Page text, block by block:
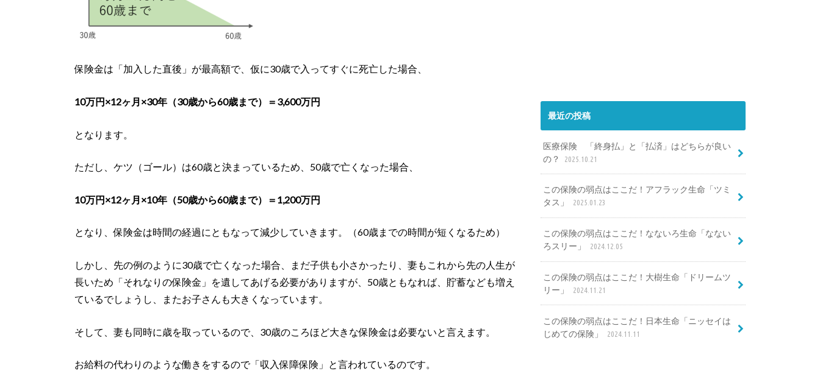
保険金は「加入した直後」が最高額で、仮に30歳で入ってすぐに死亡した場合、
10万円×12ヶ月×30年（30歳から60歳まで）＝3,600万円
となります。
ただし、ケツ（ゴール）は60歳と決まっているため、50歳で亡くなった場合、
10万円×12ヶ月×10年（50歳から60歳まで）＝1,200万円
となり、保険金は時間の経過にともなって減少していきます。（60歳までの時間が短くなるため）
しかし、先の例のように30歳で亡くなった場合、まだ子供も小さかったり、妻もこれから先の人生が
長いため「それなりの保険金」を遺してあげる必要がありますが、50歳ともなれば、貯蓄なども増え
ているでしょうし、またお子さんも大きくなっています。
そして、妻も同時に歳を取っているので、30歳のころほど大きな保険金は必要ないと言えます。
お給料の代わりのような働きをするので「収入保障保険」と言われているのです。
最近の投稿
医療保険 「終身払」と「払済」はどちらが良い
の？
2025.10.21
この保険の弱点はここだ！アフラック生命「ツミ
タス」
2025.01.23
この保険の弱点はここだ！なないろ生命「なない
ろスリー」
2024.12.05
この保険の弱点はここだ！大樹生命「ドリームツ
リー」
2024.11.21
この保険の弱点はここだ！日本生命「ニッセイは
じめての保険」
2024.11.11